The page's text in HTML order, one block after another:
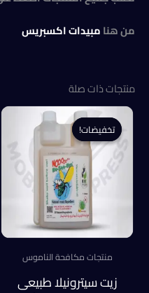
من هنامبيدات اكسبريس
منتجات ذات صلة
تخفيضات!
تخفيضات!
منتجات مكافحة الناموس
زيت سيترونيلا طبيعى